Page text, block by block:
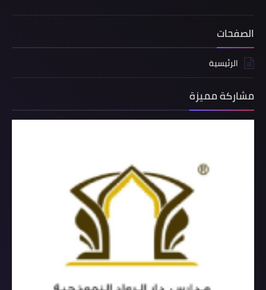
الصفحات
الرئيسية
مشاركة مميزة